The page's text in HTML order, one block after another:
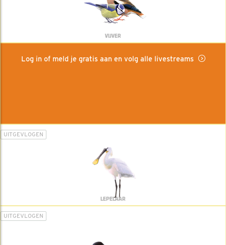
VIJVER
Log in of meld je gratis aan en volg alle livestreams
UITGEVLOGEN
LEPELAAR
UITGEVLOGEN